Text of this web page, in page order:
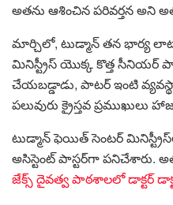
అతను ఆశించిన పరివర్తన అని
మార్చిలో, టుడ్మాన్ తన భార్య
మినిస్ట్రీస్ యొక్క కొత్త సీనియర్
చేయబడ్డాడు, పాటర్ ఇంటి
పలువురు క్రైస్తవ ప్రముఖులు
టుడ్మాన్ ఫెయిత్ సెంటర్
అసిస్టెంట్ పాస్టర్‌గా పనిచేశారు.
జేక్స్ దైవత్వ పాఠశాలలో డాక్టర్